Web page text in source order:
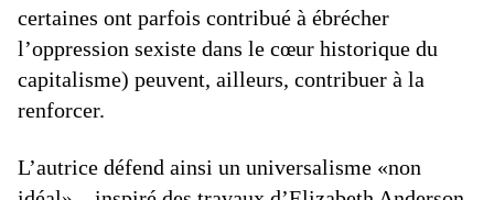
certaines ont parfois contribué à ébrécher
l’oppression sexiste dans le cœur historique du
capitalisme) peuvent, ailleurs, contribuer à la
renforcer.
L’autrice défend ainsi un universalisme «non